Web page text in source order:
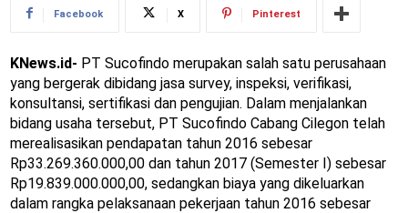
Facebook X Pinterest
KNews.id- PT Sucofindo merupakan salah satu perusahaan
yang bergerak dibidang jasa survey, inspeksi, verifikasi,
konsultansi, sertifikasi dan pengujian. Dalam menjalankan
bidang usaha tersebut, PT Sucofindo Cabang Cilegon telah
merealisasikan pendapatan tahun 2016 sebesar
Rp33.269.360.000,00 dan tahun 2017 (Semester I) sebesar
Rp19.839.000.000,00, sedangkan biaya yang dikeluarkan
dalam rangka pelaksanaan pekerjaan tahun 2016 sebesar